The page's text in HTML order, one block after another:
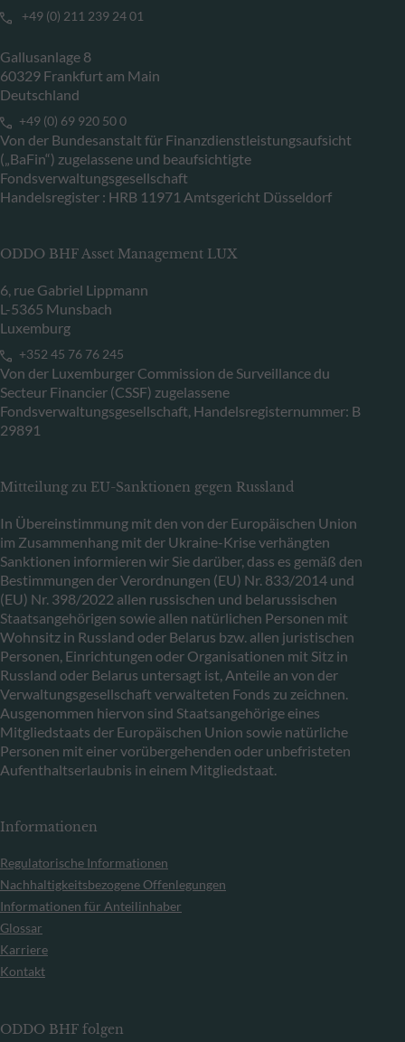
+49 (0) 211 239 24 01
Gallusanlage 8
60329 Frankfurt am Main
Deutschland
+49 (0) 69 920 50 0
Von der Bundesanstalt für Finanzdienstleistungsaufsicht
(„BaFin“) zugelassene und beaufsichtigte
Fondsverwaltungsgesellschaft
Handelsregister : HRB 11971 Amtsgericht Düsseldorf
ODDO BHF Asset Management LUX
6, rue Gabriel Lippmann
L-5365 Munsbach
Luxemburg
+352 45 76 76 245
Von der Luxemburger Commission de Surveillance du
Secteur Financier (CSSF) zugelassene
Fondsverwaltungsgesellschaft, Handelsregisternummer: B
29891
Mitteilung zu EU-Sanktionen gegen Russland
In Übereinstimmung mit den von der Europäischen Union
im Zusammenhang mit der Ukraine-Krise verhängten
Sanktionen informieren wir Sie darüber, dass es gemäß den
Bestimmungen der Verordnungen (EU) Nr. 833/2014 und
(EU) Nr. 398/2022 allen russischen und belarussischen
Staatsangehörigen sowie allen natürlichen Personen mit
Wohnsitz in Russland oder Belarus bzw. allen juristischen
Personen, Einrichtungen oder Organisationen mit Sitz in
Russland oder Belarus untersagt ist, Anteile an von der
Verwaltungsgesellschaft verwalteten Fonds zu zeichnen.
Ausgenommen hiervon sind Staatsangehörige eines
Mitgliedstaats der Europäischen Union sowie natürliche
Personen mit einer vorübergehenden oder unbefristeten
Aufenthaltserlaubnis in einem Mitgliedstaat.
Informationen
Regulatorische Informationen
Nachhaltigkeitsbezogene Offenlegungen
Informationen für Anteilinhaber
Glossar
Karriere
Kontakt
ODDO BHF folgen